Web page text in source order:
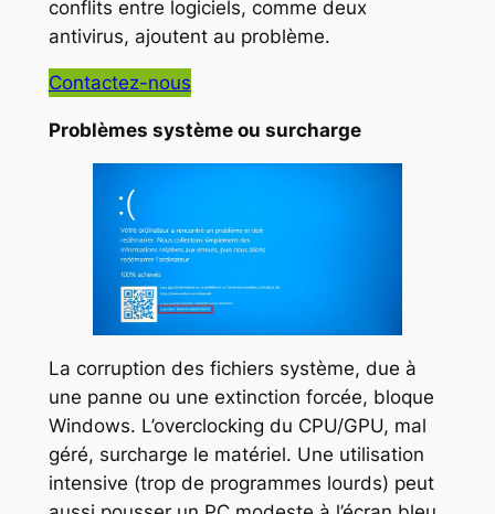
conflits entre logiciels, comme deux
antivirus, ajoutent au problème.
Contactez-nous
Problèmes système ou surcharge
La corruption des fichiers système, due à
une panne ou une extinction forcée, bloque
Windows. L’overclocking du CPU/GPU, mal
géré, surcharge le matériel. Une utilisation
intensive (trop de programmes lourds) peut